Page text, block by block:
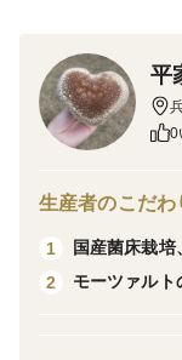
〈発送時〉
しいたけにはお
その方が長持ちし
また、朝採れな
時間指定がない
きます。
平
0
生産者のこだわ
1
国産菌床栽培
2
モーツァルト